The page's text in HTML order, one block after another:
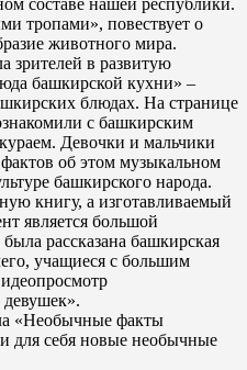
составе нашей республики.
тропами», повествует о
животного мира.
зрителей в развитую
башкирской кухни» –
блюдах. На странице
с башкирским
Девочки и мальчики
об этом музыкальном
башкирского народа.
книгу, а изготавливаемый
является большой
рассказана башкирская
учащиеся с большим
«Необычные факты
для себя новые необычные